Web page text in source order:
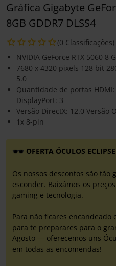
Gráfica Gigabyte
8GB GDDR7 DLSS4
(0 Classificações)
NVIDIA GeForce RTX 5060 8
7680 x 4320 pixels 128 bit
5.0
Quantidade de portas
DisplayPort: 3
Versão DirectX: 12.0 Versão
1x 8-pin
OFERTA ÓCULOS ECLIPSE
Os nossos descontos são tão
esconder. Baixámos os
gaming e tecnologia.
Para não ficares
para te preparares para o
Agosto — oferecemos uns
em todas as encomendas!